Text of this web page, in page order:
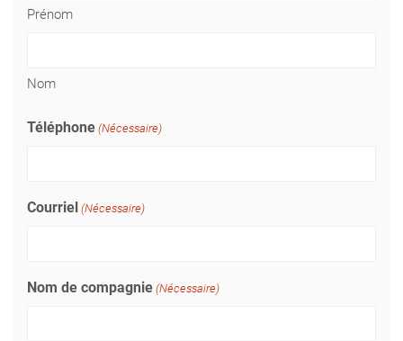
Prénom
Nom
Téléphone (Nécessaire)
Courriel (Nécessaire)
Nom de compagnie (Nécessaire)